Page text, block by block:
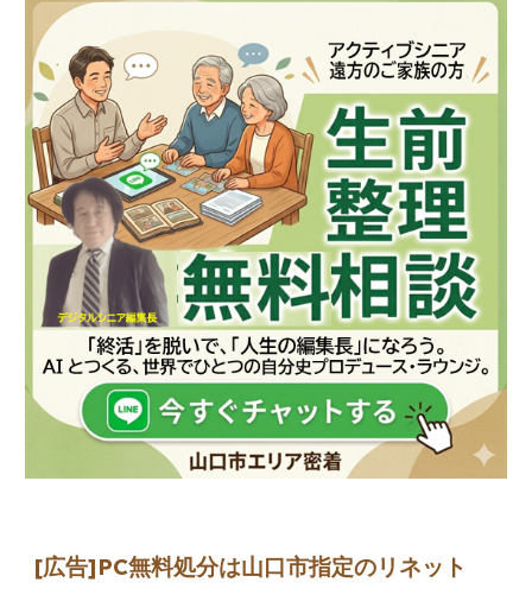
[広告]PC無料処分は山口市指定のリネット